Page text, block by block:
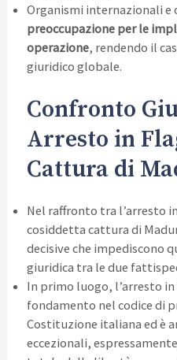
Organismi internazionali e
preoccupazione per le
operazione, rendendo il
giuridico globale.
Confronto
Arresto in
Cattura di
Nel raffronto tra l’arresto
cosiddetta cattura di
decisive che impediscono
giuridica tra le due
In primo luogo, l’arresto
fondamento nel codice di
Costituzione italiana ed è
eccezionali,